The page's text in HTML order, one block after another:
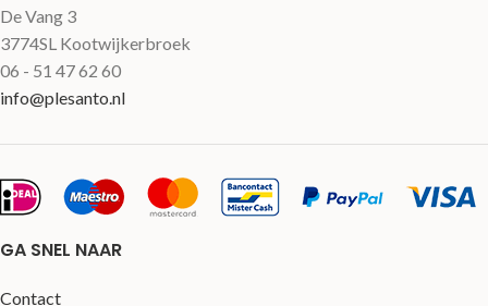
De Vang 3
3774SL Kootwijkerbroek
06 - 51 47 62 60
info@plesanto.nl
GA SNEL NAAR
Contact